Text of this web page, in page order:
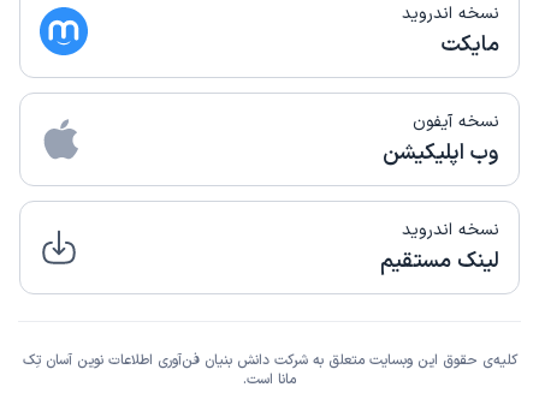
نسخه اندروید
مایکت
نسخه آیفون
وب اپلیکیشن
نسخه اندروید
لینک مستقیم
کلیه‌ی حقوق این وبسایت متعلق به شرکت دانش بنیان فن‌آوری اطلاعات نوین آسان تِک
مانا است.